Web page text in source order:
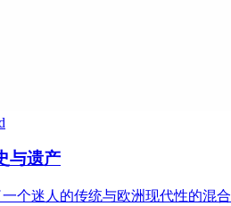
与遗产
个迷人的传统与欧洲现代性的混